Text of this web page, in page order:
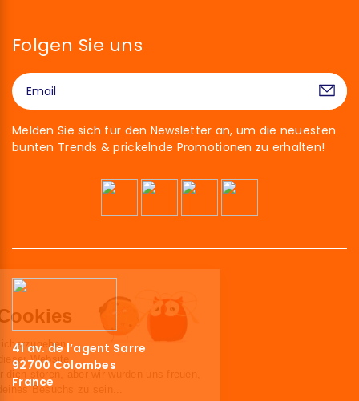
Folgen Sie uns
Melden Sie sich für den Newsletter an, um die neuesten
bunten Trends & prickelnde Promotionen zu erhalten!
41 av. de l’agent Sarre
92700 Colombes
France
Hallo!
Wir sind die Cookies
Wir haben gewartet, um sicherzugehen,
dass du an den Inhalten dieser Website
deine Begleiter während deines Besuchs zu sein...